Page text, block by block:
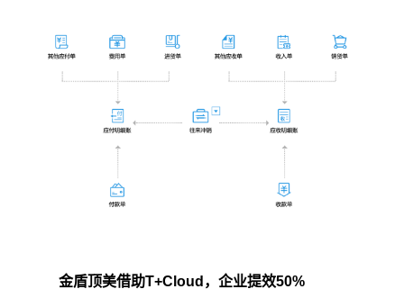
金盾顶美借助T+Cloud，企业提效50%